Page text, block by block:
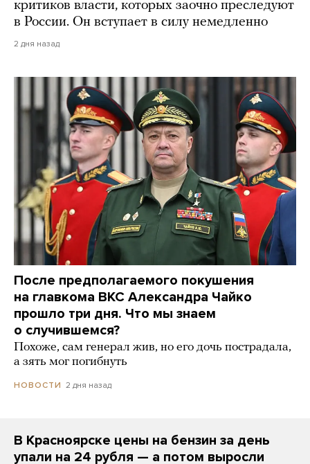
критиков власти, которых заочно преследуют
в России. Он вступает в силу немедленно
2 дня назад
После предполагаемого покушения
на главкома ВКС Александра Чайко
прошло три дня. Что мы знаем
о случившемся?
Похоже, сам генерал жив, но его дочь пострадала,
а зять мог погибнуть
НОВОСТИ 2 дня назад
В Красноярске цены на бензин за день
упали на 24 рубля — а потом выросли